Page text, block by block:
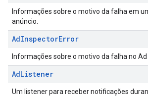
Informações sobre o motivo da falha em
anúncio.
AdInspectorError
Informações sobre o motivo da falha no Ad
AdListener
Um listener para receber notificações